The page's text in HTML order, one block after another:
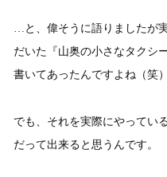
…と、偉そうに語りましたが
だいた『山奥の小さなタクシ
書いてあったんですよね（笑）
でも、それを実際にやってい
だって出来ると思うんです。